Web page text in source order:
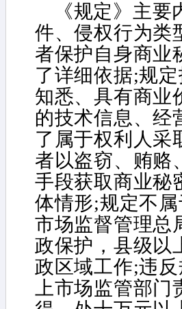
《规定》主
件、侵权行为类
者保护自身商业
了详细依据;规
知悉、具有商业
的技术信息、经
了属于权利人采
者以盗窃、贿赂
手段获取商业秘
体情形;规定不
市场监督管理总
政保护，县级以
政区域工作;违
上市场监管部